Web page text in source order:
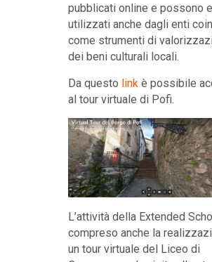
pubblicati online e possono
utilizzati anche dagli enti
come strumenti di
dei beni culturali locali.
Da questo link è possibile
al tour virtuale di Pofi.
L’attività della Extended
compreso anche la
un tour virtuale del Liceo di